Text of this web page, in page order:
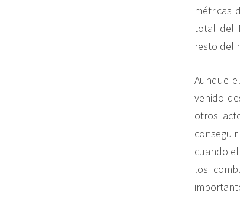
métricas
total del
resto del
Aunque
venido
otros
cuando
los